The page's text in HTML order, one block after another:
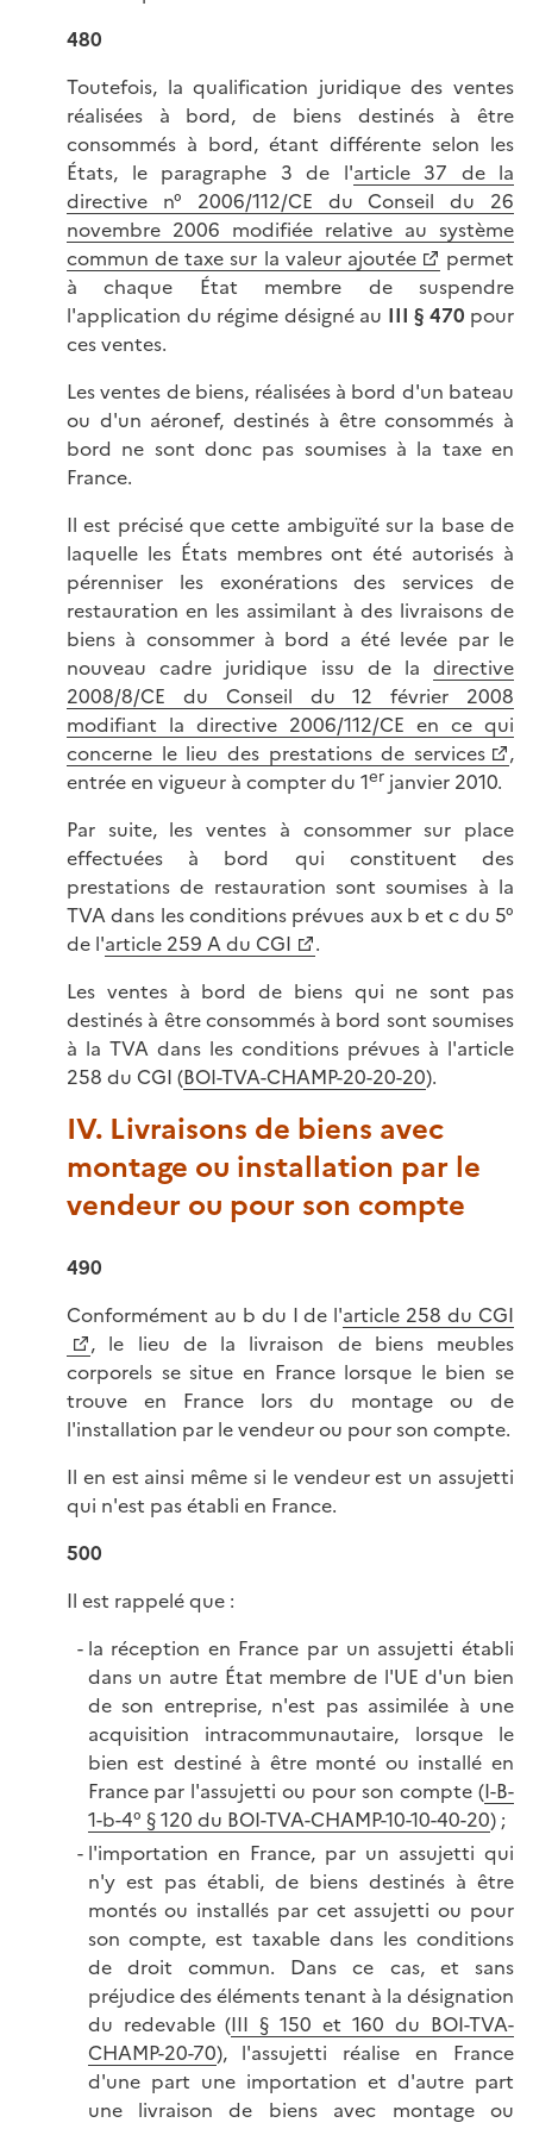
480
Toutefois, la qualification juridique des ventes
réalisées à bord, de biens destinés à être
consommés à bord, étant différente selon les
États, le paragraphe 3 de l'article 37 de la
directive n° 2006/112/CE du Conseil du 26
novembre 2006 modifiée relative au système
commun de taxe sur la valeur ajoutée
permet
à chaque État membre de suspendre
l'application du régime désigné au III § 470 pour
ces ventes.
Les ventes de biens, réalisées à bord d'un bateau
ou d'un aéronef, destinés à être consommés à
bord ne sont donc pas soumises à la taxe en
France.
Il est précisé que cette ambiguïté sur la base de
laquelle les États membres ont été autorisés à
pérenniser les exonérations des services de
restauration en les assimilant à des livraisons de
biens à consommer à bord a été levée par le
nouveau cadre juridique issu de la directive
2008/8/CE du Conseil du 12 février 2008
modifiant la directive 2006/112/CE en ce qui
concerne le lieu des prestations de services
,
entrée en vigueur à compter du 1er janvier 2010.
Par suite, les ventes à consommer sur place
effectuées à bord qui constituent des
prestations de restauration sont soumises à la
TVA dans les conditions prévues aux b et c du 5°
de l'article 259 A du CGI
.
Les ventes à bord de biens qui ne sont pas
destinés à être consommés à bord sont soumises
à la TVA dans les conditions prévues à l'article
258 du CGI (BOI-TVA-CHAMP-20-20-20).
IV. Livraisons de biens avec
montage ou installation par le
vendeur ou pour son compte
490
Conformément au b du I de l'article 258 du CGI
, le lieu de la livraison de biens meubles
corporels se situe en France lorsque le bien se
trouve en France lors du montage ou de
l'installation par le vendeur ou pour son compte.
Il en est ainsi même si le vendeur est un assujetti
qui n'est pas établi en France.
500
Il est rappelé que :
la réception en France par un assujetti établi
dans un autre État membre de l'UE d'un bien
de son entreprise, n'est pas assimilée à une
acquisition intracommunautaire, lorsque le
bien est destiné à être monté ou installé en
France par l'assujetti ou pour son compte (I-B-
1-b-4° § 120 du BOI-TVA-CHAMP-10-10-40-20) ;
l'importation en France, par un assujetti qui
n'y est pas établi, de biens destinés à être
montés ou installés par cet assujetti ou pour
son compte, est taxable dans les conditions
de droit commun. Dans ce cas, et sans
préjudice des éléments tenant à la désignation
du redevable (III § 150 et 160 du BOI-TVA-
CHAMP-20-70), l'assujetti réalise en France
d'une part une importation et d'autre part
une livraison de biens avec montage ou